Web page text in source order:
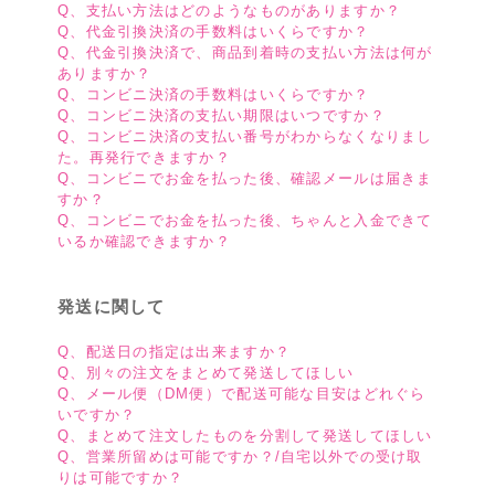
Q、支払い方法はどのようなものがありますか？
Q、代金引換決済の手数料はいくらですか？
Q、代金引換決済で、商品到着時の支払い方法は何が
ありますか？
Q、コンビニ決済の手数料はいくらですか？
Q、コンビニ決済の支払い期限はいつですか？
Q、コンビニ決済の支払い番号がわからなくなりまし
た。再発行できますか？
Q、コンビニでお金を払った後、確認メールは届きま
すか？
Q、コンビニでお金を払った後、ちゃんと入金できて
いるか確認できますか？
発送に関して
Q、配送日の指定は出来ますか？
Q、別々の注文をまとめて発送してほしい
Q、メール便（DM便）で配送可能な目安はどれぐら
いですか？
Q、まとめて注文したものを分割して発送してほしい
Q、営業所留めは可能ですか？/自宅以外での受け取
りは可能ですか？